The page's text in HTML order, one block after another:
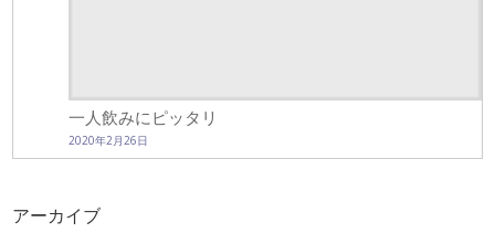
一人飲みにピッタリ
2020年2月26日
アーカイブ